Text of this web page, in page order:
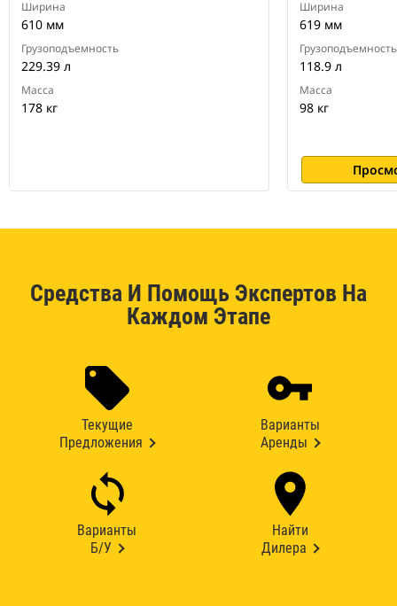
Ширина
610 мм
Грузоподъемность
229.39 л
Масса
178 кг
Ширина
619 мм
Грузоподъемность
118.9 л
Масса
98 кг
Средства И Помощь Экспертов На
Каждом Этапе
Текущие
Предложения
Варианты
Аренды
Варианты
Б/У
Найти
Дилера